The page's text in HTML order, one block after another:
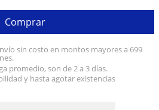
Comprar
sin costo en montos mayores a 699
promedio, son de 2 a 3 días.
y hasta agotar existencias